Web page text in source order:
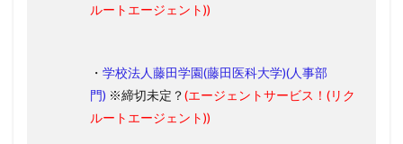
ルートエージェント))
・ 学校法人藤田学園(藤田医科大学)(人事部
門) ※締切未定？(エージェントサービス！ (リク
ルートエージェント))